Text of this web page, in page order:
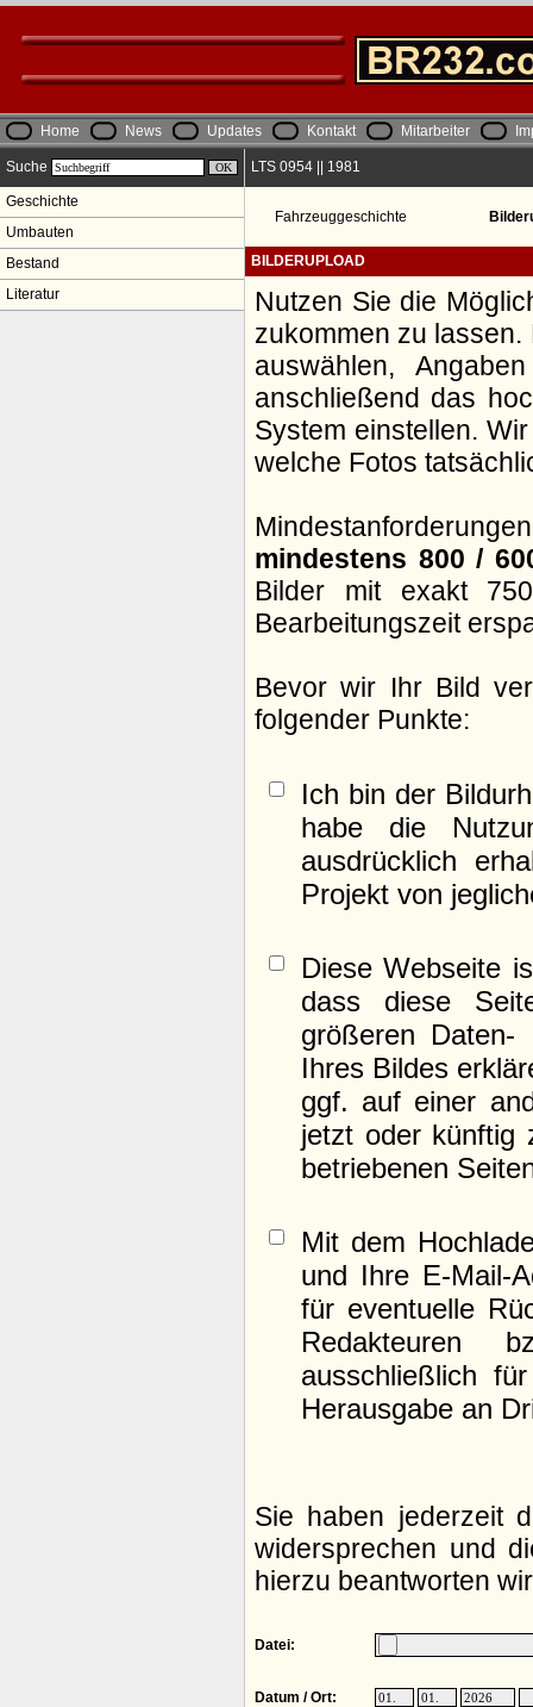
Home News Updates Kontakt Mitarbeiter
Suche
Geschichte
Umbauten
Bestand
Literatur
LTS 0954 || 1981
Fahrzeuggeschichte
BILDERUPLOAD
Nutzen Sie die
zukommen zu
auswählen,
anschließend das
System einstellen.
welche Fotos
mindestens 800 /
Bilder mit exakt
Bearbeitungszeit
Bevor wir Ihr Bild
folgender Punkte:
Ich bin der
habe die
ausdrücklich
Projekt von
Diese Webseite
dass diese
größeren Daten-
Ihres Bildes
ggf. auf einer
jetzt oder künftig
betriebenen
Mit dem
und Ihre E-Mail-
für eventuelle
Redakteuren
ausschließlich
Herausgabe an
Sie haben jederzeit
widersprechen und
hierzu beantworten
Datei:
Datum / Ort: